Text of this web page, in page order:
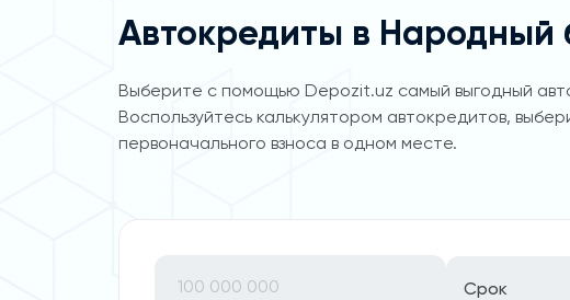
Автокредиты в Народный
Выберите с помощью Depozit.uz самый выгодный
Воспользуйтесь калькулятором автокредитов,
первоначального взноса в одном месте.
Срок